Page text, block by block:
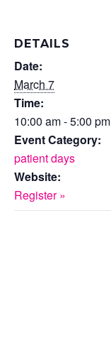
DETAILS
Date:
March 7
Time:
10:00 am - 5:00 pm
Event Category:
patient days
Website:
Register »